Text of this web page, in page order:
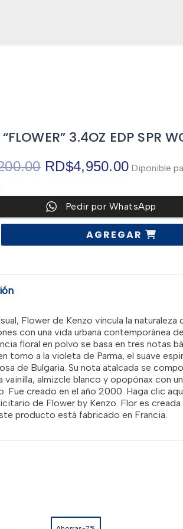
3.4OZ EDP SPR
El
precio
original
era:
RD$5,200.00.
RD$4,950.00El
precio
actual
es:
Diponible
Pedir por WhatsApp
AGREGAR
Flower de Kenzo vincula la naturaleza
con una vida urbana contemporánea
floral en polvo se basa en tres notas
torno a la violeta de Parma, el suave
de Bulgaria. Su nota atalcada se
vainilla, almizcle blanco y opopónax con
Fue creado en el año 2000. Haga clic
de Flower by Kenzo. Flor es
producto está fabricado en Francia.